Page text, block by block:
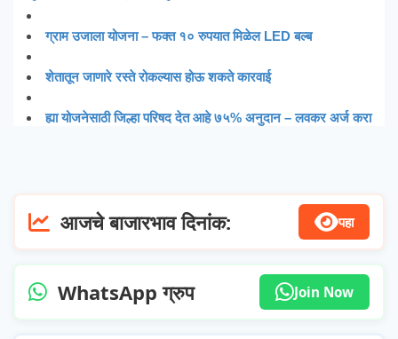
ग्राम उजाला योजना – फक्त १० रुपयात मिळेल LED बल्ब
शेतातून जाणारे रस्ते रोकल्यास होऊ शकते कारवाई
ह्या योजनेसाठी जिल्हा परिषद देत आहे ७५% अनुदान – लवकर अर्ज करा
आजचे बाजारभाव दिनांक: पहा
WhatsApp ग्रुप Join Now